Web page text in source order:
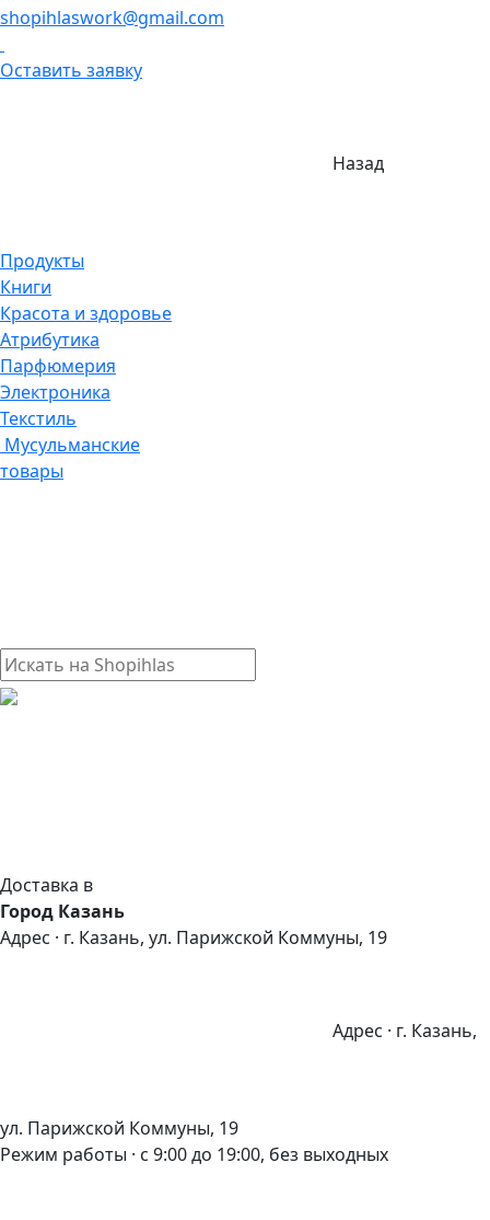
shopihlaswork@gmail.com
Оставить заявку
Назад
Продукты
Книги
Красота и здоровье
Атрибутика
Парфюмерия
Электроника
Текстиль
Мусульманские
товары
Доставка в
Город Казань
Адрес · г. Казань, ул. Парижской Коммуны, 19
Адрес · г. Казань,
ул. Парижской Коммуны, 19
Режим работы · с 9:00 до 19:00, без выходных